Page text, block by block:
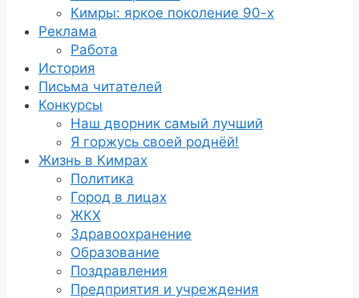
Кимры: яркое поколение 90-х
Реклама
Работа
История
Письма читателей
Конкурсы
Наш дворник самый лучший
Я горжусь своей роднёй!
Жизнь в Кимрах
Политика
Город в лицах
ЖКХ
Здравоохранение
Образование
Поздравления
Предприятия и учреждения